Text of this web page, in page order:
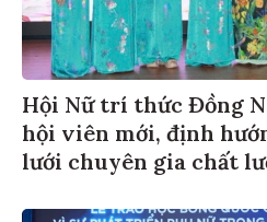
Hội Nữ trí thức Đồng
hội viên mới, định
lưới chuyên gia chất